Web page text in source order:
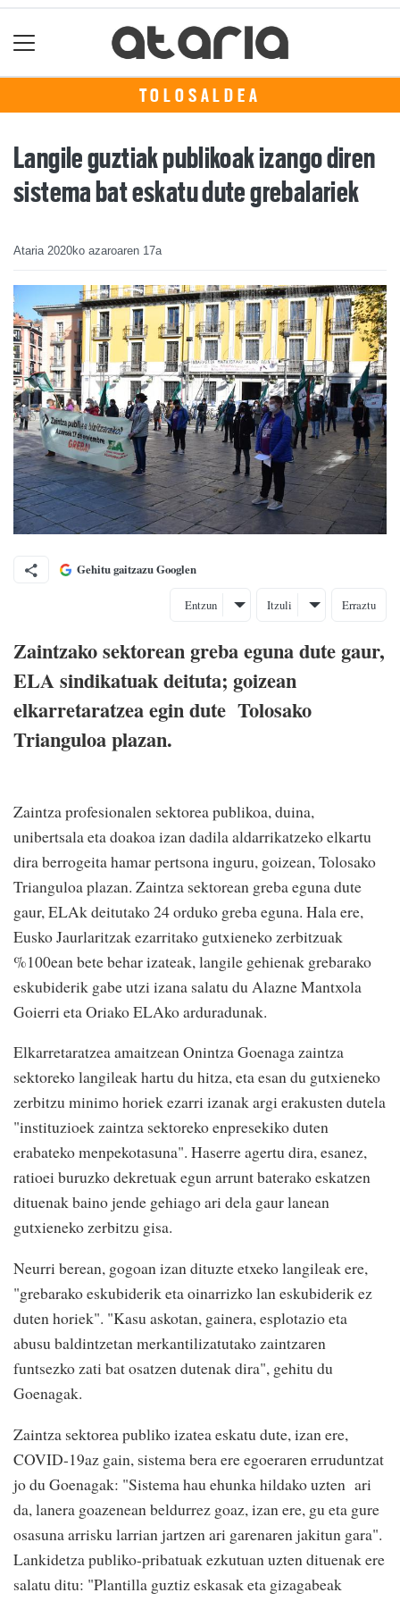
TOLOSALDEA
Langile guztiak publikoak izango diren
sistema bat eskatu dute grebalariek
Ataria 2020ko azaroaren 17a
Gehitu gaitzazu Googlen
Entzun Itzuli Erraztu
Zaintzako sektorean greba eguna dute gaur,
ELA sindikatuak deituta; goizean
elkarretaratzea egin dute Tolosako
Trianguloa plazan.
Zaintza profesionalen sektorea publikoa, duina,
unibertsala eta doakoa izan dadila aldarrikatzeko elkartu
dira berrogeita hamar pertsona inguru, goizean, Tolosako
Trianguloa plazan. Zaintza sektorean greba eguna dute
gaur, ELAk deitutako 24 orduko greba eguna. Hala ere,
Eusko Jaurlaritzak ezarritako gutxieneko zerbitzuak
%100ean bete behar izateak, langile gehienak grebarako
eskubiderik gabe utzi izana salatu du Alazne Mantxola
Goierri eta Oriako ELAko arduradunak.
Elkarretaratzea amaitzean Onintza Goenaga zaintza
sektoreko langileak hartu du hitza, eta esan du gutxieneko
zerbitzu minimo horiek ezarri izanak argi erakusten dutela
"instituzioek zaintza sektoreko enpresekiko duten
erabateko menpekotasuna". Haserre agertu dira, esanez,
ratioei buruzko dekretuak egun arrunt baterako eskatzen
dituenak baino jende gehiago ari dela gaur lanean
gutxieneko zerbitzu gisa.
Neurri berean, gogoan izan dituzte etxeko langileak ere,
"grebarako eskubiderik eta oinarrizko lan eskubiderik ez
duten horiek". "Kasu askotan, gainera, esplotazio eta
abusu baldintzetan merkantilizatutako zaintzaren
funtsezko zati bat osatzen dutenak dira", gehitu du
Goenagak.
Zaintza sektorea publiko izatea eskatu dute, izan ere,
COVID-19az gain, sistema bera ere egoeraren erruduntzat
jo du Goenagak: "Sistema hau ehunka hildako uzten ari
da, lanera goazenean beldurrez goaz, izan ere, gu eta gure
osasuna arrisku larrian jartzen ari garenaren jakitun gara".
Lankidetza publiko-pribatuak ezkutuan uzten dituenak ere
salatu ditu: "Plantilla guztiz eskasak eta gizagabeak